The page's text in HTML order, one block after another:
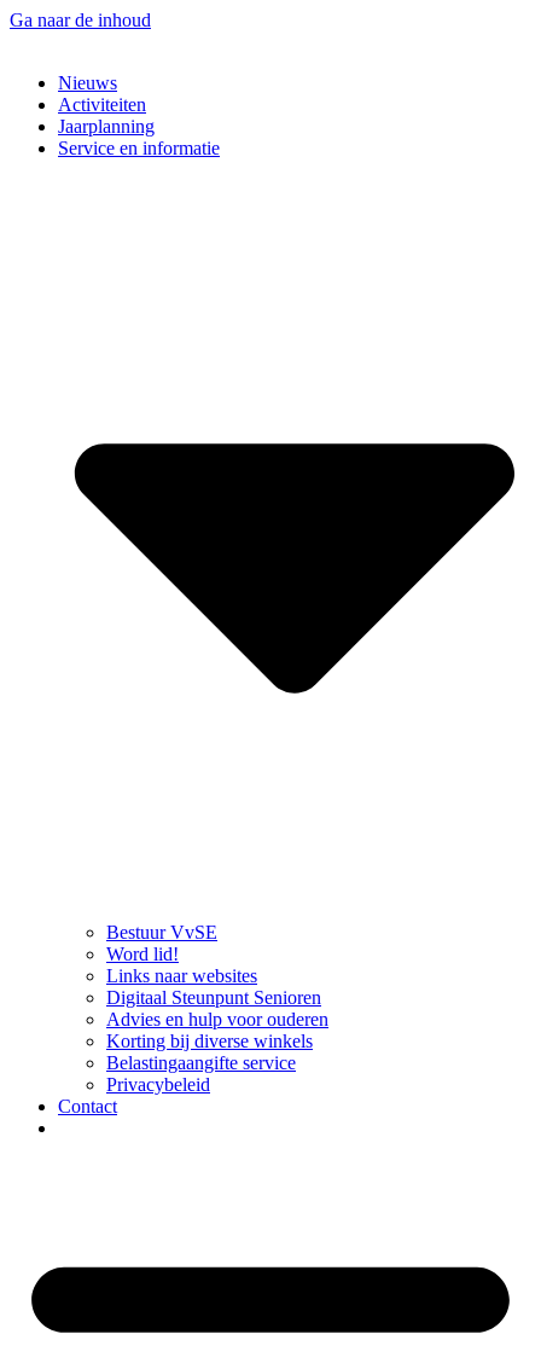
Ga naar de inhoud
Nieuws
Activiteiten
Jaarplanning
Service en informatie
Bestuur VvSE
Word lid!
Links naar websites
Digitaal Steunpunt Senioren
Advies en hulp voor ouderen
Korting bij diverse winkels
Belastingaangifte service
Privacybeleid
Contact